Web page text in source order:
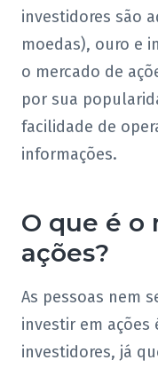
investidores são
moedas), ouro e
o mercado de
por sua
facilidade de
informações.
O que é o
ações?
As pessoas nem
investir em
investidores, já